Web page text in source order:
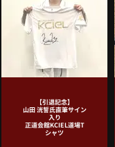
【引退記念】
山田 洸誓氏直筆サイン
入り
正道会館KCIEL道場T
シャツ